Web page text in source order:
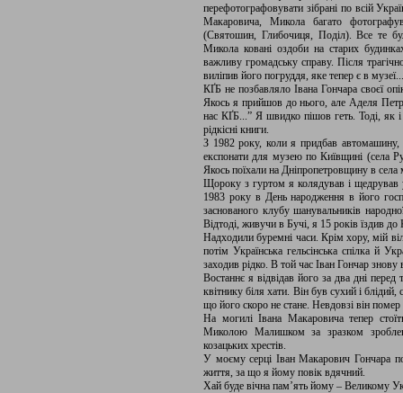
перефотографовувати зібрані по всій
Макаровича, Микола багато
(Святошин, Глибочиця, Поділ). Все те
Микола ковані оздоби на старих
важливу громадську справу. Після
виліпив його погруддя, яке тепер є в музеї...
КҐБ не позбавляло Івана Гончара своєї
Якось я прийшов до нього, але Аделя
нас КҐБ...” Я швидко пішов геть. Тоді, як
рідкісні книги.
З 1982 року, коли я придбав
експонати для музею по Київщині (села
Якось поїхали на Дніпропетровщину в села
Щороку з гуртом я колядував і
1983 року в День народження в його
заснованого клубу шанувальників
Відтоді, живучи в Бучі, я 15 років їздив
Надходили буремні часи. Крім хору, мій
потім Українська гельсінська спілка й
заходив рідко. В той час Іван Гончар знову
Востаннє я відвідав його за два дні
квітнику біля хати. Він був сухий і
що його скоро не стане. Невдовзі він
На могилі Івана Макаровича тепер
Миколою Малишком за зразком
козацьких хрестів.
У моєму серці Іван Макарович Гончара
життя, за що я йому повік вдячний.
Хай буде вічна пам’ять йому – Великому